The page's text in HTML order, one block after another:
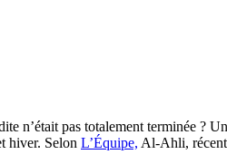
n’était pas totalement terminée ?
hiver. Selon L’Équipe, Al-Ahli, récent